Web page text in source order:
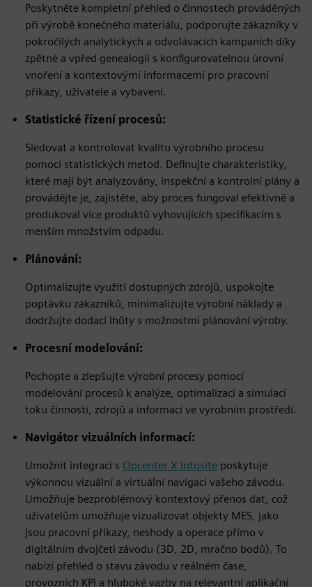
Poskytněte kompletní přehled o činnostech prováděných
při výrobě konečného materiálu, podporujte zákazníky v
pokročilých analytických a odvolávacích kampaních díky
zpětné a vpřed genealogii s konfigurovatelnou úrovní
vnoření a kontextovými informacemi pro pracovní
příkazy, uživatele a vybavení.
Statistické řízení procesů:
Sledovat a kontrolovat kvalitu výrobního procesu
pomocí statistických metod. Definujte charakteristiky,
které mají být analyzovány, inspekční a kontrolní plány a
provádějte je, zajistěte, aby proces fungoval efektivně a
produkoval více produktů vyhovujících specifikacím s
menším množstvím odpadu.
Plánování:
Optimalizujte využití dostupných zdrojů, uspokojte
poptávku zákazníků, minimalizujte výrobní náklady a
dodržujte dodací lhůty s možnostmi plánování výroby.
Procesní modelování:
Pochopte a zlepšujte výrobní procesy pomocí
modelování procesů k analýze, optimalizaci a simulaci
toku činností, zdrojů a informací ve výrobním prostředí.
Navigátor vizuálních informací:
Umožnit integraci s Opcenter X Intosite poskytuje
výkonnou vizuální a virtuální navigaci vašeho závodu.
Umožňuje bezproblémový kontextový přenos dat, což
uživatelům umožňuje vizualizovat objekty MES, jako
jsou pracovní příkazy, neshody a operace přímo v
digitálním dvojčeti závodu (3D, 2D, mračno bodů). To
nabízí přehled o stavu závodu v reálném čase,
provozních KPI a hluboké vazby na relevantní aplikační